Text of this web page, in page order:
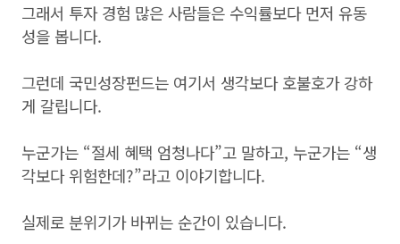
그래서 투자 경험 많은 사람들은 수익률보다 먼저 유동
성을 봅니다.
그런데 국민성장펀드는 여기서 생각보다 호불호가 강하
게 갈립니다.
누군가는 “절세 혜택 엄청나다”고 말하고, 누군가는 “생
각보다 위험한데?”라고 이야기합니다.
실제로 분위기가 바뀌는 순간이 있습니다.